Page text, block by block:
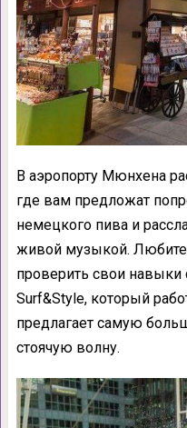
В аэропорту Мюнхена
где вам предложат
немецкого пива и
живой музыкой.
проверить свои навыки
Surf&Style, который
предлагает самую
стоячую волну.